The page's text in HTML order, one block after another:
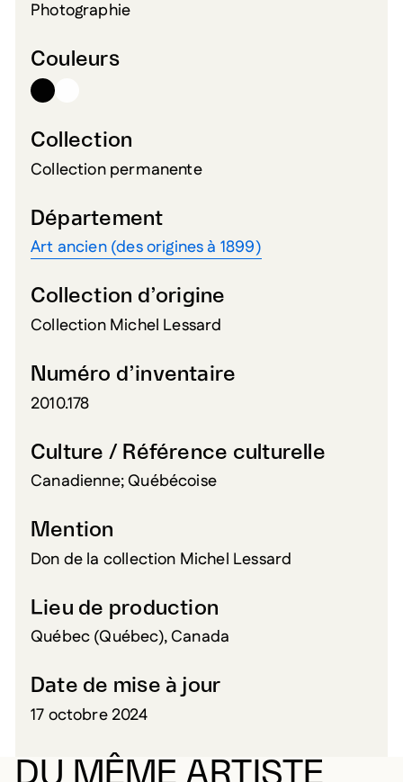
Photographie
Couleurs
Collection
Collection permanente
Département
Art ancien (des origines à 1899)
Collection d’origine
Collection Michel Lessard
Numéro d’inventaire
2010.178
Culture / Référence culturelle
Canadienne; Québécoise
Mention
Don de la collection Michel Lessard
Lieu de production
Québec (Québec), Canada
Date de mise à jour
17 octobre 2024
DU MÊME ARTISTE